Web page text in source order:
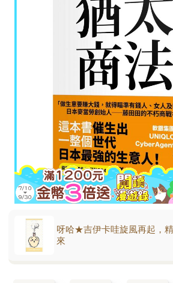
呀哈★吉伊卡哇旋風再起，
來